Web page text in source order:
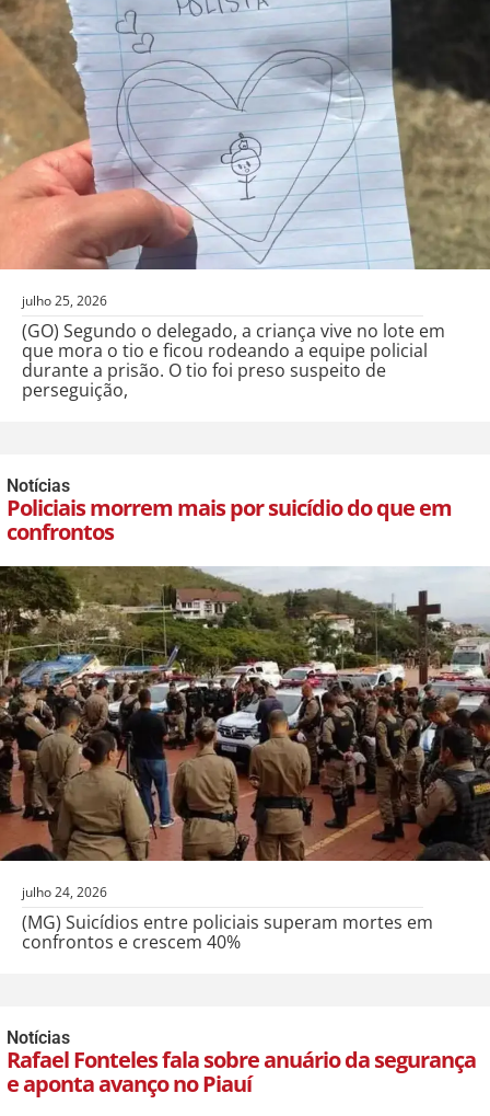
julho 25, 2026
(GO) Segundo o delegado, a criança vive no lote em
que mora o tio e ficou rodeando a equipe policial
durante a prisão. O tio foi preso suspeito de
perseguição,
Notícias
Policiais morrem mais por suicídio do que em
confrontos
julho 24, 2026
(MG) Suicídios entre policiais superam mortes em
confrontos e crescem 40%
Notícias
Rafael Fonteles fala sobre anuário da segurança
e aponta avanço no Piauí